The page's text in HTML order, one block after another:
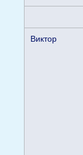
Виктор